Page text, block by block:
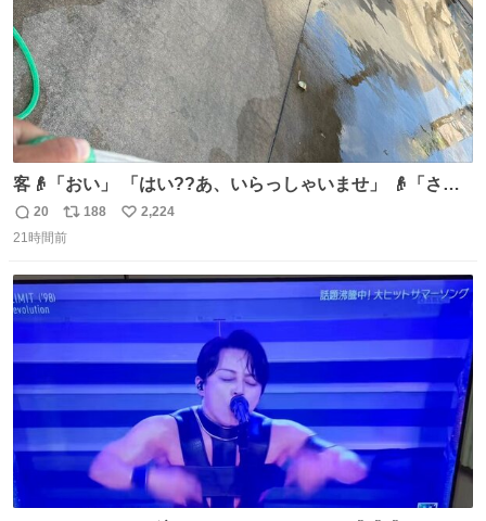
客👴「おい」 「はい??あ、いらっしゃいませ」 👴「さっ
きからずっと水出しっぱなしでもったいないだろ」 「静電
気を逃がし、熱くなった地面の温度を下げ、引火事故の防
ことをするな!!」 それでは歌います、聞いてください 「井
戸水」
返
信
20
リ
ポ
ト
188
い
数
2,224
21時間前